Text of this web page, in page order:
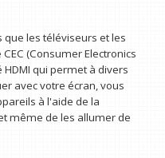
que les téléviseurs et les
(Consumer Electronics
qui permet à divers
avec votre écran, vous
à l'aide de la
même de les allumer de